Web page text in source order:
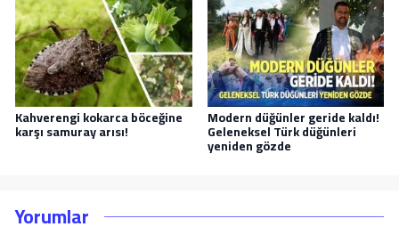
Kahverengi kokarca böceğine
karşı samuray arısı!
Modern düğünler geride kaldı!
Geleneksel Türk düğünleri
yeniden gözde
Yorumlar